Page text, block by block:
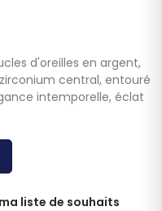
d'oreilles en argent,
central, entouré
intemporelle, éclat
liste de souhaits